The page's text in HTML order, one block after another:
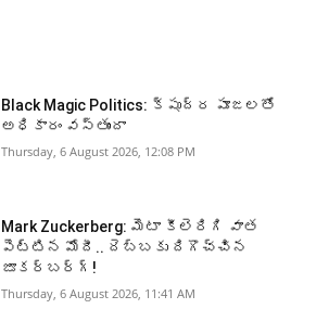
Black Magic Politics: క్షుద్ర పూజలతో
అధికారం వస్తుందా
Thursday, 6 August 2026, 12:08 PM
Mark Zuckerberg: మెటా కీలెరిగి వాత
పెట్టిన మోదీ.. దెబ్బకు దిగొచ్చిన
జూకర్‌బర్గ్‌!
Thursday, 6 August 2026, 11:41 AM